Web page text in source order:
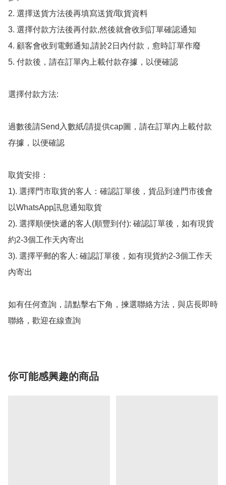
2. 選擇送貨方法後再填寫送貨/取貨資料
3. 選擇付款方法後再付款,然後就會收到訂單確認通知
4. 顧客會收到電郵通知,請於2日內付款，愈時訂單作廢
5. 付款後，請在訂單內上載付款存據，以便確認
選擇付款方法:
過數後請Send入數紙/請提供cap圖，請在訂單內上載付款
存據，以便確認
取貨安排：
1). 選擇門市取貨的客人：確認訂單後，貨品到達門市後會
以WhatsApp訊息通知取貨
2). 選擇順便快遞的客人(順豐到付): 確認訂單後，如有現貨
約2-3個工作天內寄出
3). 選擇平郵的客人: 確認訂單後，如有現貨約2-3個工作天
內寄出
如有任何查詢，請點擊右下角，揀選聯絡方法，與店長即時
聯絡，歡迎在線查詢
你可能感興趣的商品